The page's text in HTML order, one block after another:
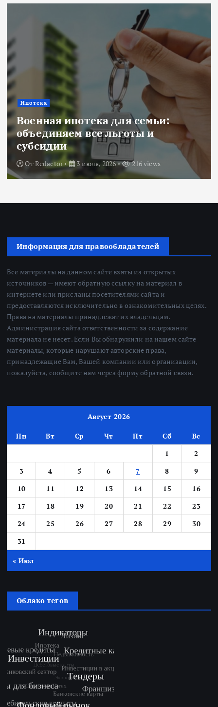
Ипотека
Военная ипотека для семьи:
объединяем все льготы и
субсидии
ОтRedactor 3 июля, 2026 216 views
Информация для правообладателей
Все материалы на данном сайте взяты из открытых
источников — имеют обратную ссылку на материал в
интернете или присланы посетителями сайта и
предоставляются исключительно в ознакомительных целях.
Права на материалы принадлежат их владельцам.
Администрация сайта ответственности за содержание
материала не несет. Если Вы обнаружили на нашем сайте
материалы, которые нарушают авторские права,
принадлежащие Вам, Вашей компании или организации,
пожалуйста, сообщите нам через форму обратной связи.
Август 2026
Пн Вт Ср Чт Пт Сб
Вс
1
2
3
4 5 6 7 8
9
10
11 12 13 14 15
16
17
18 19 20 21 22
23
24
25 26 27 28 29
30
31
« Июл
Облако тегов